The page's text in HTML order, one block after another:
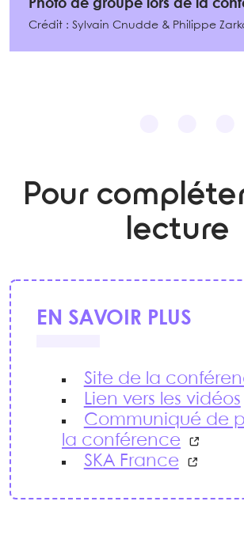
Photo de groupe lors de la
Crédit : Sylvain Cnudde & Philippe
Pour
lecture
EN SAVOIR PLUS
Site de la
Lien vers les vidéos
Communiqué de
la conférence
SKA France